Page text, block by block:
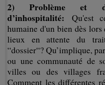
2) Problème et
d’inhospitalité: Qu'est
humaine d'un bien dès
lieux en attente du
“dossier“? Qu’implique,
ou une communauté de
villes ou des villages
Comment les différentes